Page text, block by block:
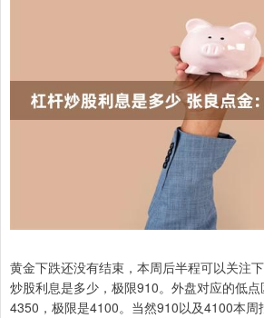
黄金下跌还没有结束，本周后半程可以关注
炒股利息是多少，极限910。外盘对应的低
4350，极限是4100。当然910以及4100本周